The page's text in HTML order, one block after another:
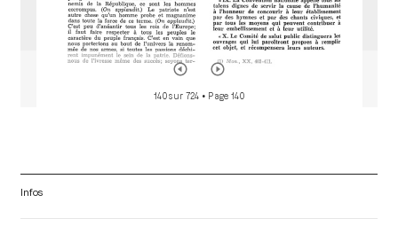
140 sur 724 • Page 140
Infos